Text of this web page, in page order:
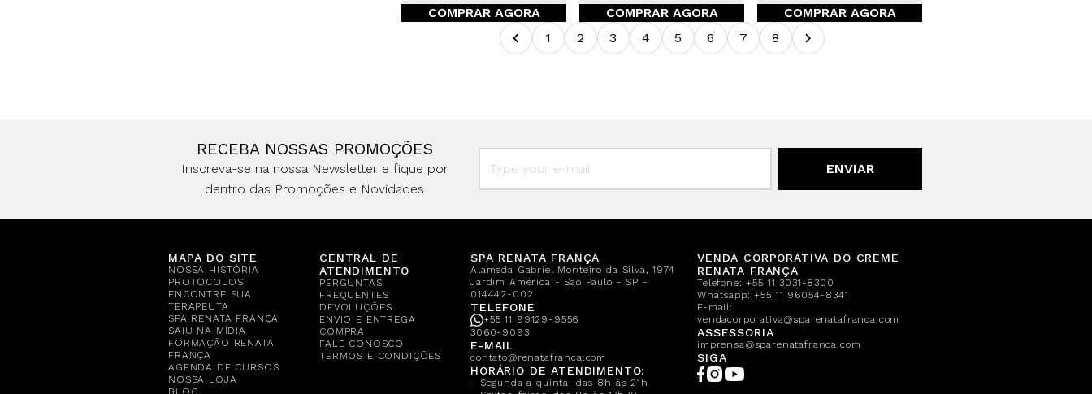
COMPRAR AGORA COMPRAR AGORA
COMPRAR AGORA
1
2 3 4 5 6 7 8
RECEBA NOSSAS PROMOÇÕES
Inscreva-se na nossa Newsletter e fique por
dentro das Promoções e Novidades
ENVIAR
MAPA DO SITE
NOSSA HISTÓRIA
PROTOCOLOS
ENCONTRE SUA
TERAPEUTA
SPA RENATA FRANÇA
SAIU NA MÍDIA
FORMAÇÃO RENATA
FRANÇA
AGENDA DE CURSOS
NOSSA LOJA
BLOG
CENTRAL DE
ATENDIMENTO
PERGUNTAS
FREQUENTES
DEVOLUÇÕES
ENVIO E ENTREGA
COMPRA
FALE CONOSCO
TERMOS E CONDIÇÕES
SPA RENATA FRANÇA
Alameda Gabriel Monteiro da Silva, 1974
Jardim América - São Paulo - SP -
014442-002
TELEFONE
+55 11 99129-9556
3060-9093
E-MAIL
contato@renatafranca.com
HORÁRIO DE ATENDIMENTO:
- Segunda a quinta: das 8h às 21h
VENDA CORPORATIVA DO CREME
RENATA FRANÇA
Telefone:+55 11 3031-8300
Whatsapp:+55 11 96054-8341
E-mail:
vendacorporativa@sparenatafranca.com
ASSESSORIA
imprensa@sparenatafranca.com
SIGA